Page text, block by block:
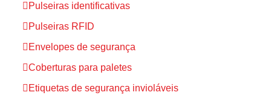
Pulseiras identificativas
Pulseiras RFID
Envelopes de segurança
Coberturas para paletes
Etiquetas de segurança invioláveis